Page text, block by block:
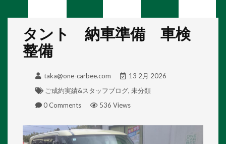
タント 納車準備 車検
整備
taka@one-carbee.com
13 2月 2026
ご成約実績&スタッフブログ, 未分類
0 Comments
536 Views